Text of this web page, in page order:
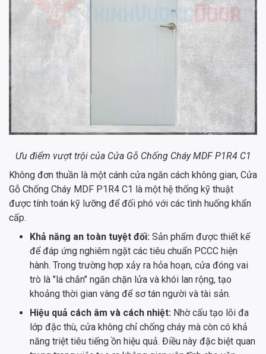
Ưu điểm vượt trội của Cửa Gỗ Chống Cháy MDF P1R4 C1
Không đơn thuần là một cánh cửa ngăn cách không gian, Cửa
Gỗ Chống Cháy MDF P1R4 C1 là một hệ thống kỹ thuật
được tính toán kỹ lưỡng để đối phó với các tình huống khẩn
cấp.
Khả năng an toàn tuyệt đối: Sản phẩm được thiết kế
để đáp ứng nghiêm ngặt các tiêu chuẩn PCCC hiện
hành. Trong trường hợp xảy ra hỏa hoạn, cửa đóng vai
trò là "lá chắn" ngăn chặn lửa và khói lan rộng, tạo
khoảng thời gian vàng để sơ tán người và tài sản.
Hiệu quả cách âm và cách nhiệt: Nhờ cấu tạo lõi đa
lớp đặc thù, cửa không chỉ chống cháy mà còn có khả
năng triệt tiêu tiếng ồn hiệu quả. Điều này đặc biệt quan